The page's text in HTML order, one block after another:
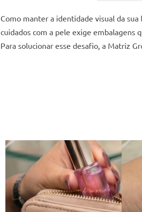
Como manter a identidade visual da
cuidados com a pele exige embalagens
Para solucionar esse desafio, a Matriz